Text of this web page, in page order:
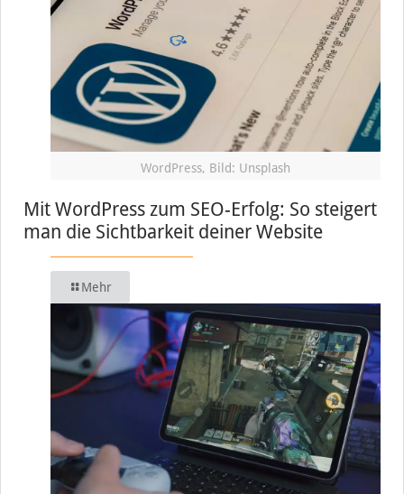
WordPress, Bild: Unsplash
Mit WordPress zum SEO-Erfolg: So steigert
man die Sichtbarkeit deiner Website
Mehr